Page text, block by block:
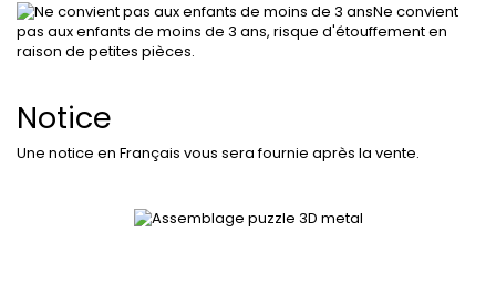
Ne convient
pas aux enfants de moins de 3 ans, risque d'étouffement en
raison de petites pièces.
Notice
Une notice en Français vous sera fournie après la vente.